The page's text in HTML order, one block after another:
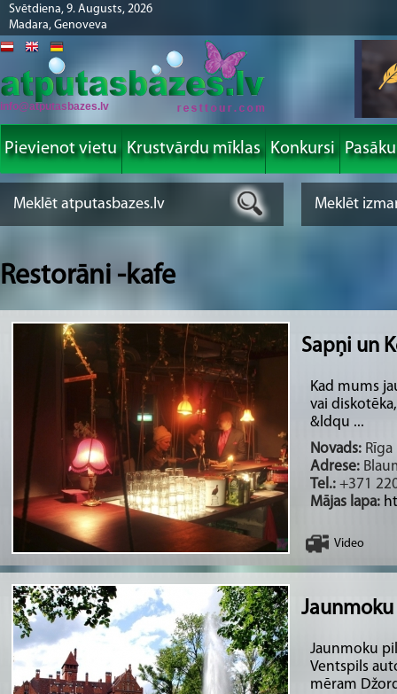
Svētdiena, 9. Augusts, 2026
Madara, Genoveva
info@atputasbazes.lv
Pievienot vietu Krustvārdu mīklas Konkursi
Restorāni -kafe
Sapņi un
Kad mums
vai
&ldqu ...
Novads:
Adrese:
Tel.: +371
Mājas lapa:
Video
Jaunmoku
Ventspils
mēram